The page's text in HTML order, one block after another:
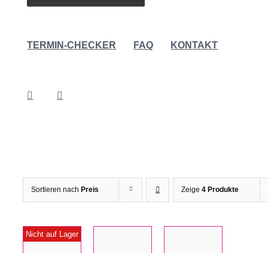
TERMIN-CHECKER FAQ KONTAKT
Sortieren nach Preis Zeige 4 Produkte
Nicht auf Lager
DETAILS
IN
IN